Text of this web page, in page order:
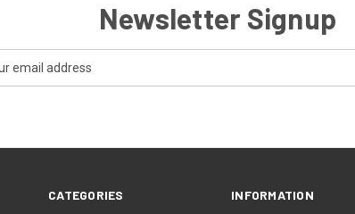
Newsletter Signup
CATEGORIES INFORMATION